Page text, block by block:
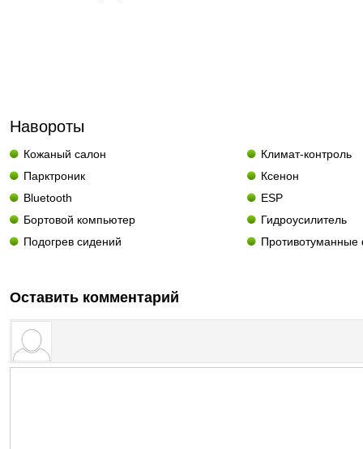
Навороты
Кожаный салон
Климат-контроль
Парктроник
Ксенон
Bluetooth
ESP
Бортовой компьютер
Гидроусилитель
Подогрев сидений
Оставить комментарий